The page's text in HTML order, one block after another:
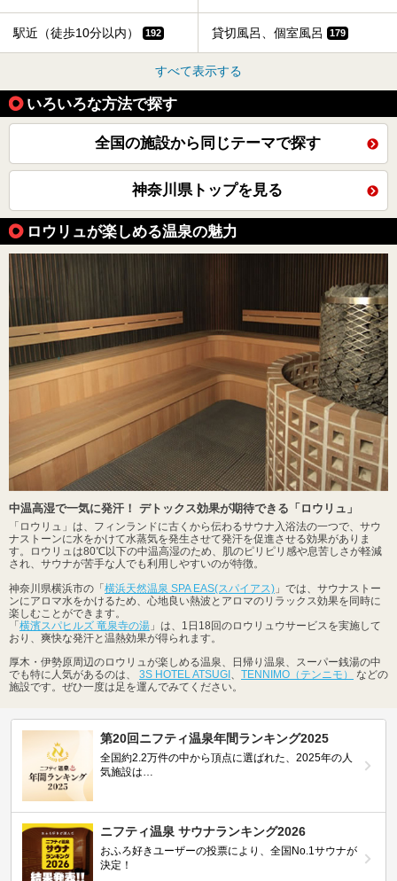
駅近（徒歩10分以内） 192 貸切風呂、個室風呂 179
すべて表示する
いろいろな方法で探す
全国の施設から同じテーマで探す
神奈川県トップを見る
ロウリュが楽しめる温泉の魅力
中温高湿で一気に発汗！ デトックス効果が期待できる「ロウリュ」
「ロウリュ」は、フィンランドに古くから伝わるサウナ入浴法の一つで、サウ
ナストーンに水をかけて水蒸気を発生させて発汗を促進させる効果がありま
す。ロウリュは80℃以下の中温高湿のため、肌のピリピリ感や息苦しさが軽減
され、サウナが苦手な人でも利用しやすいのが特徴。
神奈川県横浜市の「横浜天然温泉 SPA EAS(スパイアス) 」では、サウナストー
ンにアロマ水をかけるため、心地良い熱波とアロマのリラックス効果を同時に
楽しむことができます。
「横濱スパヒルズ 竜泉寺の湯 」は、1日18回のロウリュウサービスを実施して
おり、爽快な発汗と温熱効果が得られます。
厚木・伊勢原周辺のロウリュが楽しめる温泉、日帰り温泉、スーパー銭湯の中
でも特に人気があるのは、 3S HOTEL ATSUGI TENNIMO（テンニモ）
などの
施設です。ぜひ一度は足を運んでみてください。
第20回ニフティ温泉年間ランキング2025
全国約2.2万件の中から頂点に選ばれた、2025年の人
気施設は…
ニフティ温泉 サウナランキング2026
おふろ好きユーザーの投票により、全国No.1サウナが
決定！